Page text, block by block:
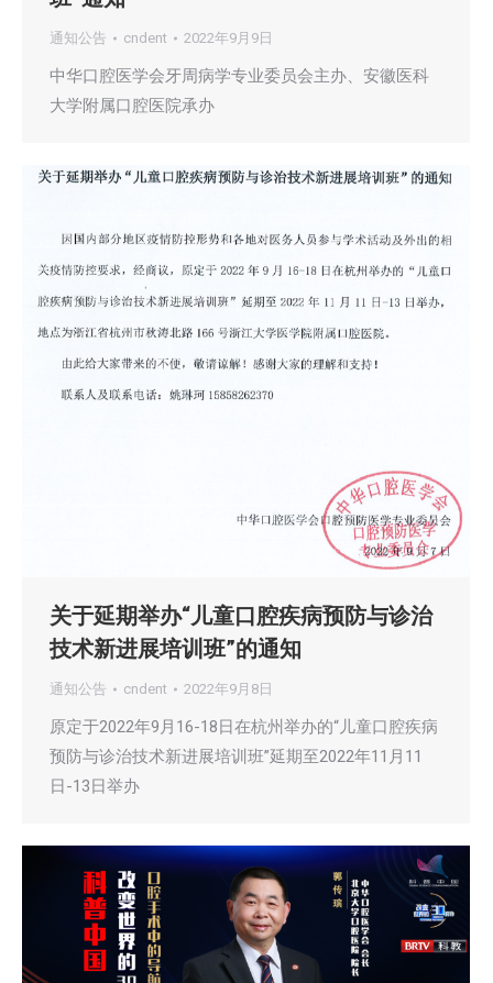
通知公告 cndent 2022年9月9日
中华口腔医学会牙周病学专业委员会主办、安徽医科
大学附属口腔医院承办
关于延期举办“儿童口腔疾病预防与诊治
技术新进展培训班”的通知
通知公告 cndent 2022年9月8日
原定于2022年9月16-18日在杭州举办的“儿童口腔疾病
预防与诊治技术新进展培训班”延期至2022年11月11
日-13日举办